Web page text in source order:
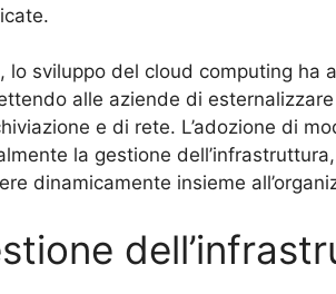
lo sviluppo del cloud computing ha
alle aziende di
e di rete. L’adozione di
la gestione
dinamicamente insieme